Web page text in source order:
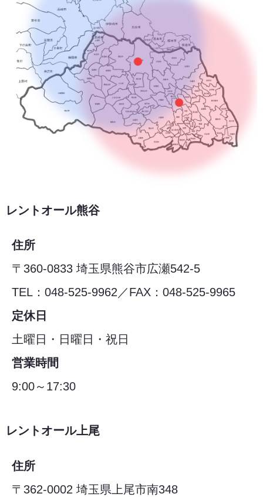
レントオール熊谷
住所
〒360-0833 埼玉県熊谷市広瀬542-5
TEL：048-525-9962／FAX：048-525-9965
定休日
土曜日・日曜日・祝日
営業時間
9:00～17:30
レントオール上尾
住所
〒362-0002 埼玉県上尾市南348